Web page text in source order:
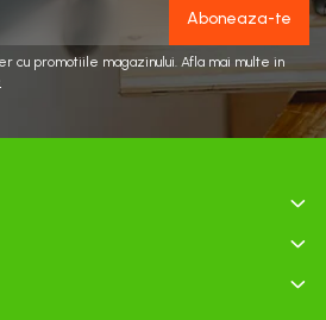
cu promotiile magazinului. Afla mai multe in